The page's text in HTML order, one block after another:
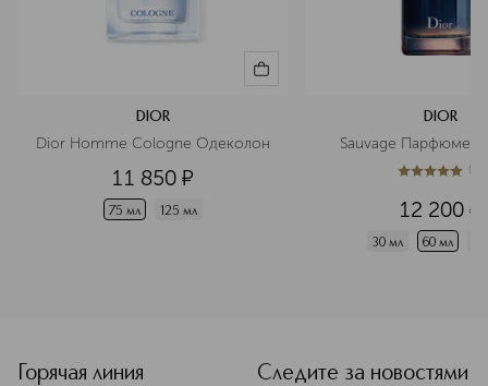
DIOR
Dior Homme Cologne Одеколон
11 850 ¤
75 мл 125 мл
DIOR
Sauvage
5из 51 (
12 200 ¤
30 мл 60 мл
Горячая линия
Следите за новостями